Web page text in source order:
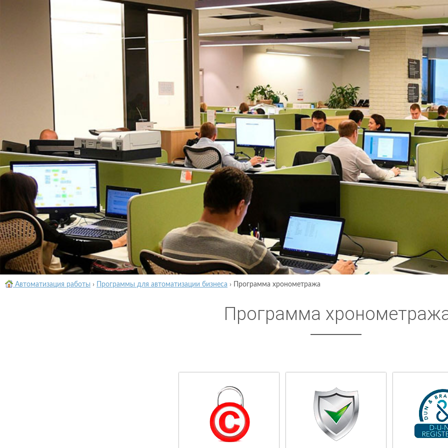
Автоматизация работы › Программы для автоматизации бизнеса › Программа хронометража
Программа